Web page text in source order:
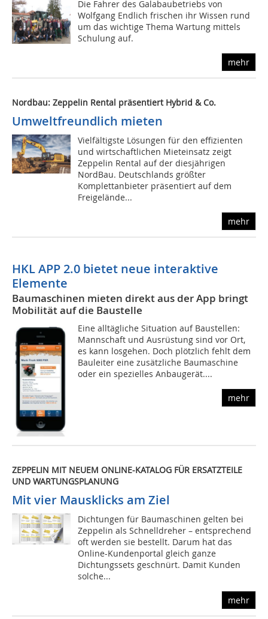
Die Fahrer des Galabaubetriebs von
Wolfgang Endlich frischen ihr Wissen rund
um das wichtige Thema Wartung mittels
Schulung auf.
mehr
Nordbau: Zeppelin Rental präsentiert Hybrid & Co.
Umweltfreundlich mieten
Vielfältigste Lösungen für den effizienten
und wirtschaftlichen Mieteinsatz zeigt
Zeppelin Rental auf der diesjährigen
NordBau. Deutschlands größter
Komplettanbieter präsentiert auf dem
Freigelände...
mehr
HKL APP 2.0 bietet neue interaktive
Elemente
Baumaschinen mieten direkt aus der App bringt
Mobilität auf die Baustelle
Eine alltägliche Situation auf Baustellen:
Mannschaft und Ausrüstung sind vor Ort,
es kann losgehen. Doch plötzlich fehlt dem
Bauleiter eine zusätzliche Baumaschine
oder ein spezielles Anbaugerät....
mehr
ZEPPELIN MIT NEUEM ONLINE-KATALOG FÜR ERSATZTEILE
UND WARTUNGSPLANUNG
Mit vier Mausklicks am Ziel
Dichtungen für Baumaschinen gelten bei
Zeppelin als Schnelldreher – entsprechend
oft werden sie bestellt. Darum hat das
Online-Kundenportal gleich ganze
Dichtungssets geschnürt. Damit Kunden
solche...
mehr